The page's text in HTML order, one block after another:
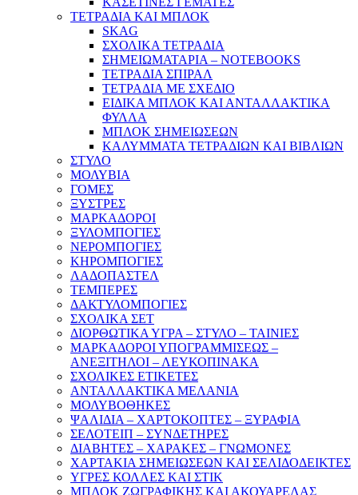
ΤΕΤΡΑΔΙΑ ΚΑΙ ΜΠΛΟΚ
SKAG
ΣΧΟΛΙΚΑ ΤΕΤΡΑΔΙΑ
ΣΗΜΕΙΩΜΑΤΑΡΙΑ – NOTEBOOKS
ΤΕΤΡΑΔΙΑ ΣΠΙΡΑΛ
ΤΕΤΡΑΔΙΑ ΜΕ ΣΧΕΔΙΟ
ΕΙΔΙΚΑ ΜΠΛΟΚ ΚΑΙ ΑΝΤΑΛΛΑΚΤΙΚΑ
ΦΥΛΛΑ
ΜΠΛΟΚ ΣΗΜΕΙΩΣΕΩΝ
ΚΑΛΥΜΜΑΤΑ ΤΕΤΡΑΔΙΩΝ ΚΑΙ ΒΙΒΛΙΩΝ
ΣΤΥΛΟ
ΜΟΛΥΒΙΑ
ΓΟΜΕΣ
ΞΥΣΤΡΕΣ
ΜΑΡΚΑΔΟΡΟΙ
ΞΥΛΟΜΠΟΓΙΕΣ
ΝΕΡΟΜΠΟΓΙΕΣ
ΚΗΡΟΜΠΟΓΙΕΣ
ΛΑΔΟΠΑΣΤΕΛ
ΤΕΜΠΕΡΕΣ
ΔΑΚΤΥΛΟΜΠΟΓΙΕΣ
ΣΧΟΛΙΚΑ ΣΕΤ
ΔΙΟΡΘΩΤΙΚΑ ΥΓΡΑ – ΣΤΥΛΟ – ΤΑΙΝΙΕΣ
ΜΑΡΚΑΔΟΡΟΙ ΥΠΟΓΡΑΜΜΙΣΕΩΣ –
ΑΝΕΞΙΤΗΛΟΙ – ΛΕΥΚΟΠΙΝΑΚΑ
ΣΧΟΛΙΚΕΣ ΕΤΙΚΕΤΕΣ
ΑΝΤΑΛΛΑΚΤΙΚΑ ΜΕΛΑΝΙΑ
ΜΟΛΥΒΟΘΗΚΕΣ
ΨΑΛΙΔΙΑ – ΧΑΡΤΟΚΟΠΤΕΣ – ΞΥΡΑΦΙΑ
ΣΕΛΟΤΕΙΠ – ΣΥΝΔΕΤΗΡΕΣ
ΔΙΑΒΗΤΕΣ – ΧΑΡΑΚΕΣ – ΓΝΩΜΟΝΕΣ
ΧΑΡΤΑΚΙΑ ΣΗΜΕΙΩΣΕΩΝ ΚΑΙ ΣΕΛΙΔΟΔΕΙΚΤΕΣ
ΥΓΡΕΣ ΚΟΛΛΕΣ ΚΑΙ ΣΤΙΚ
ΜΠΛΟΚ ΖΩΓΡΑΦΙΚΗΣ ΚΑΙ ΑΚΟΥΑΡΕΛΑΣ